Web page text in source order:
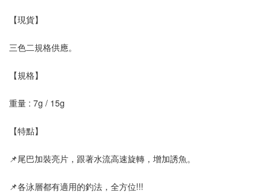
【現貨】
三色二規格供應。
【規格】
重量 : 7g / 15g
【特點】
📌尾巴加裝亮片，跟著水流高速旋轉，增加誘魚。
📌各泳層都有適用的釣法，全方位!!!